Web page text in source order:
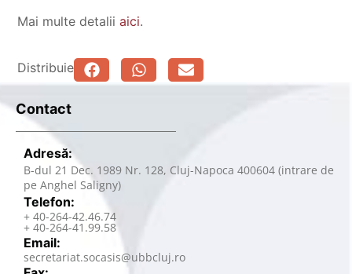
Mai multe detaliiaici.
Distribuie
Contact
Adresă:
B-dul 21 Dec. 1989 Nr. 128, Cluj-Napoca 400604 (intrare de
pe Anghel Saligny)
Telefon:
+ 40-264-42.46.74
+ 40-264-41.99.58
Email:
secretariat.socasis@ubbcluj.ro